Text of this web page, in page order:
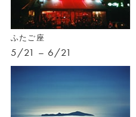
ふたご座
5/21 – 6/21